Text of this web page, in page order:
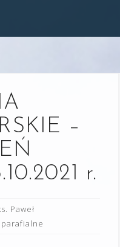
–
r.
Paweł
parafialne